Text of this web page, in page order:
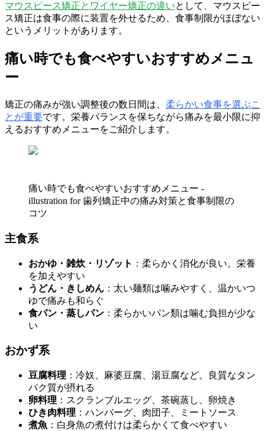
マウスピース矯正とワイヤー矯正の違いとして、マウスピー
ス矯正は食事の際に装置を外せるため、食事制限がほぼない
というメリットがあります。
痛い時でも食べやすいおすすめメニュ
ー
矯正の痛みが強い調整後の数日間は、 柔らかい食事を選ぶこ
とが重要です。栄養バランスを保ちながら痛みを最小限に抑
えるおすすめメニューをご紹介します。
痛い時でも食べやすいおすすめメニュー -
illustration for 歯列矯正中の痛み対策と食事制限の
コツ
主食系
おかゆ・雑炊・リゾット ：柔らかく消化が良い。栄養
を加えやすい
うどん・きしめん ：太い麺類は噛みやすく、温かいつ
ゆで痛みも和らぐ
食パン・蒸しパン ：柔らかいパン類は噛む負担が少な
い
おかず系
豆腐料理 ：冷奴、麻婆豆腐、湯豆腐など。良質なタン
パク質が摂れる
卵料理 ：スクランブルエッグ、茶碗蒸し、卵焼き
ひき肉料理 ：ハンバーグ、肉団子、ミートソース
煮魚 ：白身魚の煮付けは柔らかくて食べやすい